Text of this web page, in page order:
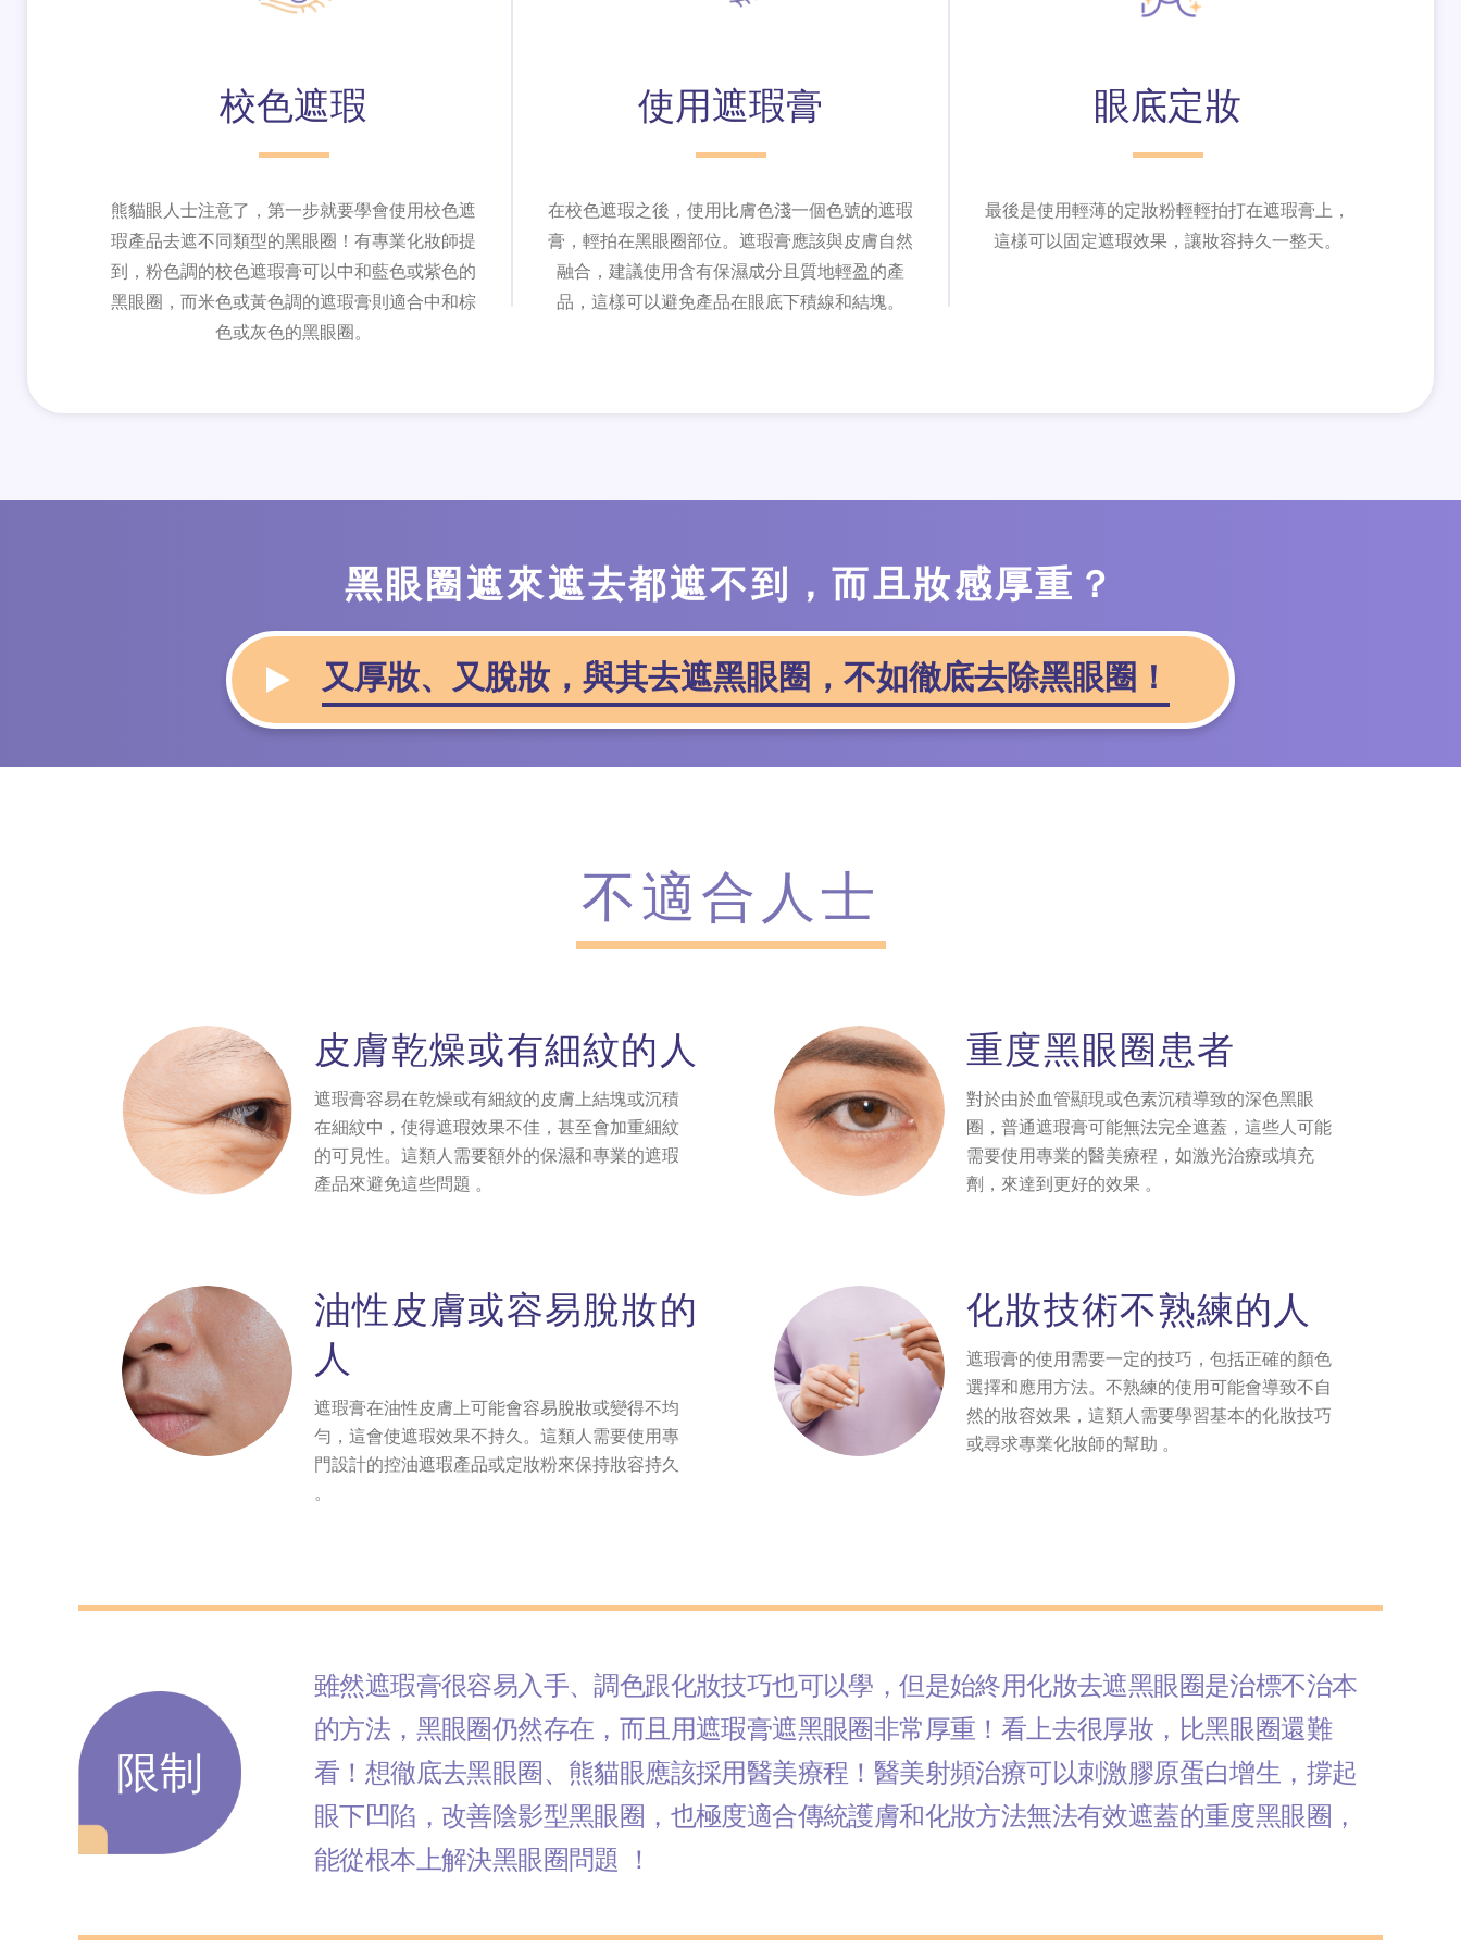
校色遮瑕
熊貓眼人士注意了，第一步就要學會使用校色遮
瑕產品去遮不同類型的黑眼圈！有專業化妝師提
到，粉色調的校色遮瑕膏可以中和藍色或紫色的
黑眼圈，而米色或黃色調的遮瑕膏則適合中和棕
色或灰色的黑眼圈。
使用遮瑕膏
在校色遮瑕之後，使用比膚色淺一個色號的遮瑕
膏，輕拍在黑眼圈部位。遮瑕膏應該與皮膚自然
融合，建議使用含有保濕成分且質地輕盈的產
品，這樣可以避免產品在眼底下積線和結塊。
眼底定妝
最後是使用輕薄的定妝粉輕輕拍打在遮瑕膏上，
這樣可以固定遮瑕效果，讓妝容持久一整天。
黑眼圈遮來遮去都遮不到，而且妝感厚重？
又厚妝、又脫妝，與其去遮黑眼圈，不如徹底去除黑眼圈！
不適合人士
皮膚乾燥或有細紋的人
遮瑕膏容易在乾燥或有細紋的皮膚上結塊或沉積
在細紋中，使得遮瑕效果不佳，甚至會加重細紋
的可見性。這類人需要額外的保濕和專業的遮瑕
產品來避免這些問題 。
重度黑眼圈患者
對於由於血管顯現或色素沉積導致的深色黑眼
圈，普通遮瑕膏可能無法完全遮蓋，這些人可能
需要使用專業的醫美療程，如激光治療或填充
劑，來達到更好的效果 。
油性皮膚或容易脫妝的
人
遮瑕膏在油性皮膚上可能會容易脫妝或變得不均
勻，這會使遮瑕效果不持久。這類人需要使用專
門設計的控油遮瑕產品或定妝粉來保持妝容持久
。
化妝技術不熟練的人
遮瑕膏的使用需要一定的技巧，包括正確的顏色
選擇和應用方法。不熟練的使用可能會導致不自
然的妝容效果，這類人需要學習基本的化妝技巧
或尋求專業化妝師的幫助 。
限制
雖然遮瑕膏很容易入手、調色跟化妝技巧也可以學，但是始終用化妝去遮黑眼圈是治標不治本
的方法，黑眼圈仍然存在，而且用遮瑕膏遮黑眼圈非常厚重！看上去很厚妝，比黑眼圈還難
看！想徹底去黑眼圈、熊貓眼應該採用醫美療程！醫美射頻治療可以刺激膠原蛋白增生，撐起
眼下凹陷，改善陰影型黑眼圈，也極度適合傳統護膚和化妝方法無法有效遮蓋的重度黑眼圈，
能從根本上解決黑眼圈問題 ！